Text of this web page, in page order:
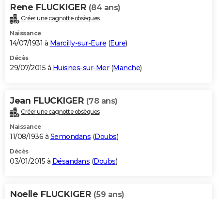
Rene FLUCKIGER (84 ans)
Créer une cagnotte obsèques
Naissance
14/07/1931 à Marcilly-sur-Eure (Eure)
Décès
29/07/2015 à Huisnes-sur-Mer(Manche)
Jean FLUCKIGER (78 ans)
Créer une cagnotte obsèques
Naissance
11/08/1936 à Semondans (Doubs)
Décès
03/01/2015 à Désandans (Doubs)
Noelle FLUCKIGER (59 ans)